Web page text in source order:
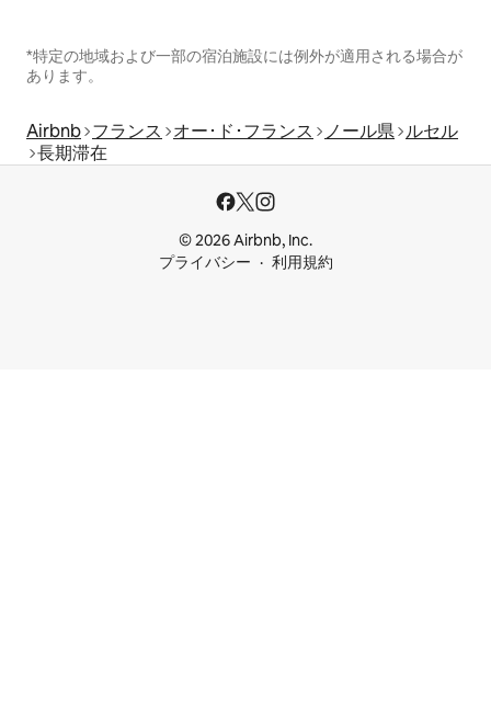
*特定の地域および一部の宿泊施設には例外が適用される場合が
あります。
Airbnb フランス オー･ド･フランス ノール県 ルセル
長期滞在
© 2026 Airbnb, Inc.
プライバシー
利用規約